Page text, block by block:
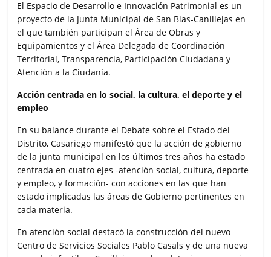
El Espacio de Desarrollo e Innovación Patrimonial es un
proyecto de la Junta Municipal de San Blas-Canillejas en
el que también participan el Área de Obras y
Equipamientos y el Área Delegada de Coordinación
Territorial, Transparencia, Participación Ciudadana y
Atención a la Ciudanía.
Acción centrada en lo social, la cultura, el deporte y el
empleo
En su balance durante el Debate sobre el Estado del
Distrito, Casariego manifestó que la acción de gobierno
de la junta municipal en los últimos tres años ha estado
centrada en cuatro ejes -atención social, cultura, deporte
y empleo, y formación- con acciones en las que han
estado implicadas las áreas de Gobierno pertinentes en
cada materia.
En atención social destacó la construcción del nuevo
Centro de Servicios Sociales Pablo Casals y de una nueva